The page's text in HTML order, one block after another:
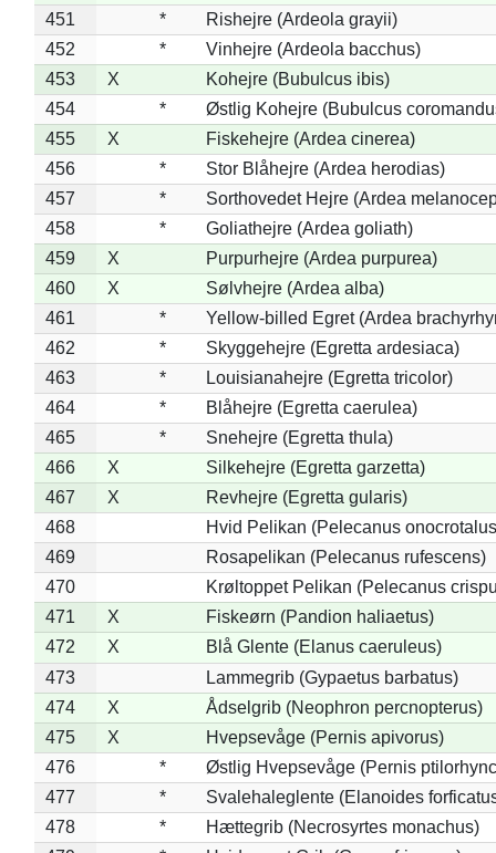
451
*
Rishejre (Ardeola grayii)
452
*
Vinhejre (Ardeola bacchus)
453
X
Kohejre (Bubulcus ibis)
454
*
Østlig Kohejre (Bubulcus
455
X
Fiskehejre (Ardea cinerea)
456
*
Stor Blåhejre (Ardea herodias)
457
*
Sorthovedet Hejre (Ardea
458
*
Goliathejre (Ardea goliath)
459
X
Purpurhejre (Ardea purpurea)
460
X
Sølvhejre (Ardea alba)
461
*
Yellow-billed Egret (Ardea
462
*
Skyggehejre (Egretta ardesiaca)
463
*
Louisianahejre (Egretta tricolor)
464
*
Blåhejre (Egretta caerulea)
465
*
Snehejre (Egretta thula)
466
X
Silkehejre (Egretta garzetta)
467
X
Revhejre (Egretta gularis)
468
Hvid Pelikan (Pelecanus
469
Rosapelikan (Pelecanus rufescens)
470
Krøltoppet Pelikan (Pelecanus
471
X
Fiskeørn (Pandion haliaetus)
472
X
Blå Glente (Elanus caeruleus)
473
Lammegrib (Gypaetus barbatus)
474
X
Ådselgrib (Neophron percnopterus)
475
X
Hvepsevåge (Pernis apivorus)
476
*
Østlig Hvepsevåge (Pernis
477
*
Svalehaleglente (Elanoides
478
*
Hættegrib (Necrosyrtes monachus)